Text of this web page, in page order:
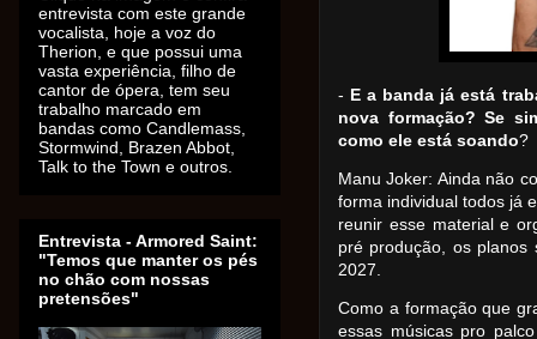
- E a banda já está
nova formação? Se
como ele está soando?
Manu Joker: Ainda não
forma individual todos já
reunir esse material e
pré produção, os
2027.
Como a formação que
essas músicas pro
entrevista com este grande
vocalista, hoje a voz do
Therion, e que possui uma
vasta experiência, filho de
cantor de ópera, tem seu
trabalho marcado em
bandas como Candlemass,
Stormwind, Brazen Abbot,
Talk to the Town e outros.
Entrevista - Armored Saint:
"Temos que manter os pés
no chão com nossas
pretensões"